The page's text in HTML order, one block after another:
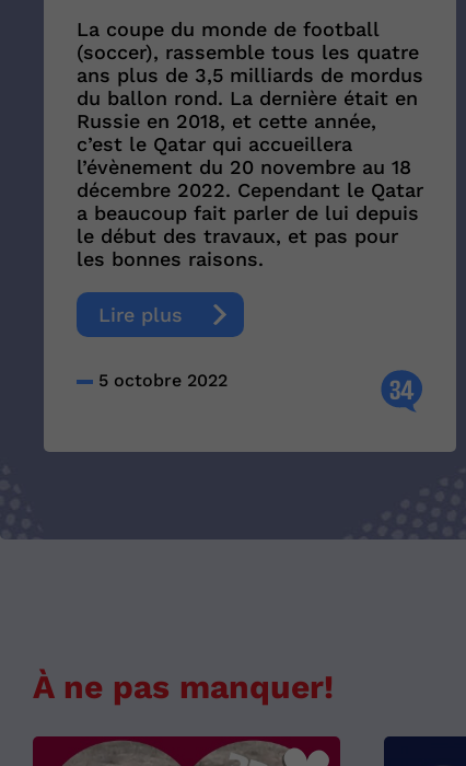
La coupe du monde de football
(soccer), rassemble tous les quatre
ans plus de 3,5 milliards de mordus
du ballon rond. La dernière était en
Russie en 2018, et cette année,
c’est le Qatar qui accueillera
l’évènement du 20 novembre au 18
décembre 2022. Cependant le Qatar
a beaucoup fait parler de lui depuis
le début des travaux, et pas pour
les bonnes raisons.
Lire plus
5 octobre 2022 34
À ne pas manquer!